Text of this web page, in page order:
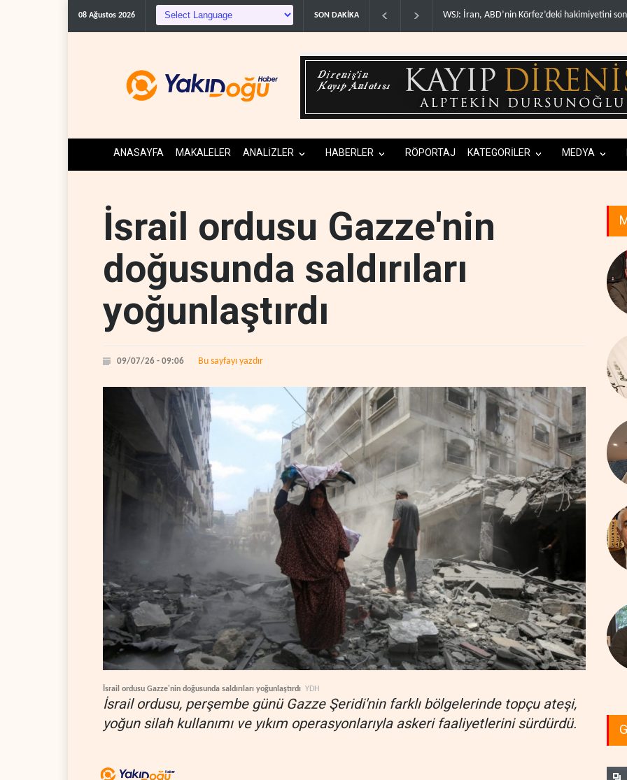
08 Ağustos 2026 SON DAKİKA
WSJ: İran, ABD’nin Körfez’deki hakimiyetini sona erdir.. İran: ABD’nin kara saldırısı planını başarısızlı..
ANASAYFA MAKALELER ANALİZLER HABERLER RÖPORTAJ KATEGORİLER MEDYA
İsrail ordusu Gazze'nin
doğusunda saldırıları
yoğunlaştırdı
09/07/26 - 09:06 Bu sayfayı yazdır
İsrail ordusu Gazze'nin doğusunda saldırıları yoğunlaştırdı YDH
İsrail ordusu, perşembe günü Gazze Şeridi'nin farklı bölgelerinde topçu ateşi,
yoğun silah kullanımı ve yıkım operasyonlarıyla askeri faaliyetlerini sürdürdü.